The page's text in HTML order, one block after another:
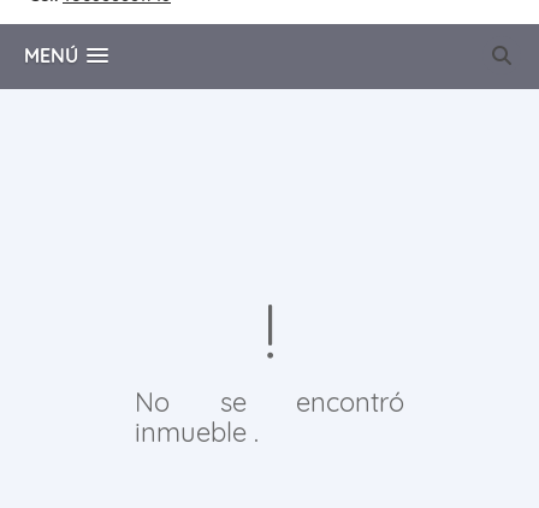
MENÚ
No se encontró
inmueble .